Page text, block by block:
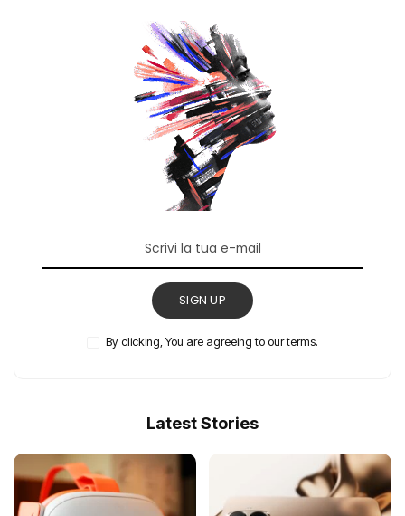
SIGN UP
By clicking, You are agreeing to our terms.
Latest Stories